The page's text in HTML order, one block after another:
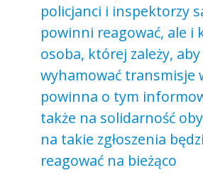
policjanci i inspektorzy
powinni reagować, ale i
osoba, której zależy, aby
wyhamować transmisje
powinna o tym
także na solidarność
na takie zgłoszenia
reagować na bieżąco